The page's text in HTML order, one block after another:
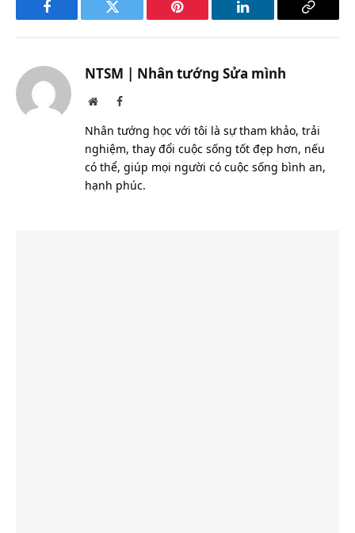
Facebook Twitter Pinterest LinkedIn
Copy
NTSM | Nhân tướng Sửa mình
WebsiteFacebook
Nhân tướng học với tôi là sự tham khảo, trải
nghiệm, thay đổi cuộc sống tốt đẹp hơn, nếu
có thể, giúp mọi người có cuộc sống bình an,
hạnh phúc.